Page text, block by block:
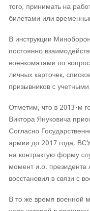
того, принимать на
билетами или
В инструкции
постоянно
военкоматами по
личных карточек,
призывников с
Отметим, что в 2013-м
Виктора Януковича
Согласно
армии до 2017 года,
на контрактую форму
момент и.о. президента
восстановил в связи с
В то же время военной